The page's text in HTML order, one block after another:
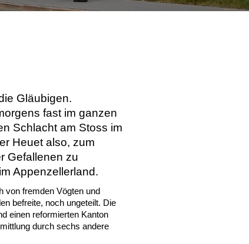
Gläubigen.
fast im ganzen
Schlacht am Stoss im
Heuet also, zum
Gefallenen zu
Appenzellerland.
von fremden Vögten und
befreite, noch ungeteilt. Die
einen reformierten Kanton
durch sechs andere